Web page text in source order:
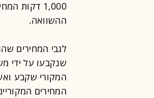
ההשוואה.
לגבי המחירים
שנקבעו על ידי
המקורי שקבע